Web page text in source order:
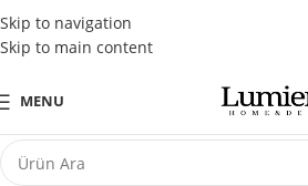
Skip to navigation
Skip to main content
Tüm Kredi Kartlarına Peşin
MENU